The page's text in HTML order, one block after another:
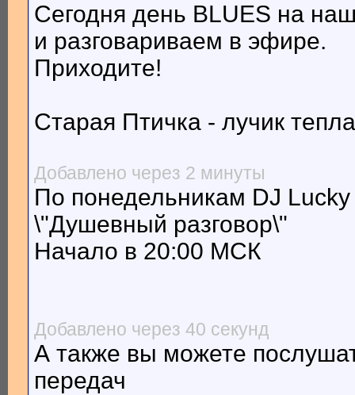
Сегодня день BLUES на
и разговариваем в эфире.
Приходите!
Старая Птичка - лучик
Добавлено через 2 минуты
По понедельникам DJ
\"Душевный разговор\"
Начало в 20:00 МСК
Добавлено через 40 секунд
А также вы можете
передач